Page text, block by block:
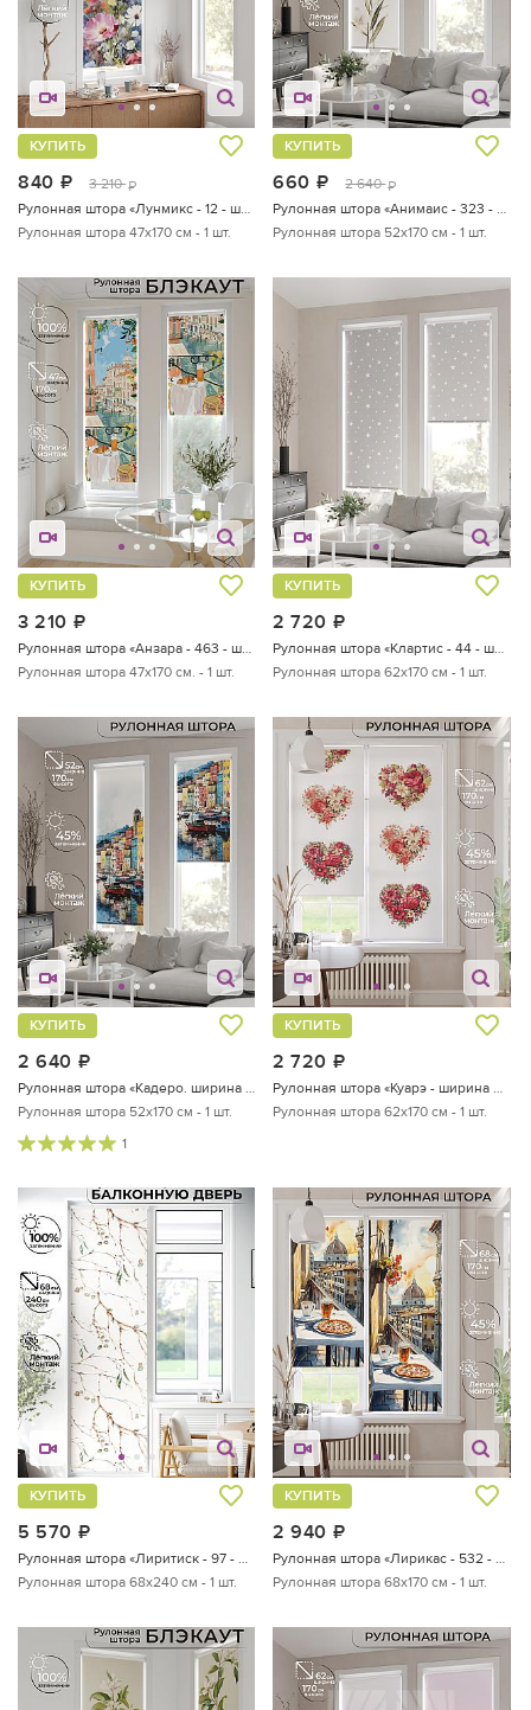
840 руб.
3 210 руб.
КУПИТЬ
Рулонная штора «Лунмикс - 12 - ширина 47 см»
Рулонная штора 47х170 см - 1 шт.
660 руб.
2 640 руб.
КУПИТЬ
Рулонная штора «Анимаис - 323 - ширина 52 см»
Рулонная штора 52х170 см - 1 шт.
3 210
КУПИТЬ
Рулонная штора «Анзара - 463 - ширина 47 см»
Рулонная штора 47х170 см. - 1 шт.
2 720
КУПИТЬ
Рулонная штора «Клартис - 44 - ширина 62 см»
Рулонная штора 62х170 см - 1 шт.
2 640
КУПИТЬ
Рулонная штора «Кадеро. ширина 52 см»
Рулонная штора 52х170 см - 1 шт.
1
2 720
КУПИТЬ
Рулонная штора «Куарэ - ширина 62 см»
Рулонная штора 62х170 см - 1 шт.
5 570
КУПИТЬ
Рулонная штора «Лиритиск - 97 - ширина 68 см»
Рулонная штора 68х240 см - 1 шт.
2 940
КУПИТЬ
Рулонная штора «Лирикас - 532 - ширина 68 см»
Рулонная штора 68х170 см - 1 шт.